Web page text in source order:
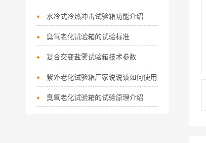
水冷式冷热冲击试验箱功能介绍
臭氧老化试验箱的试验标准
复合交变盐雾试验箱技术参数
紫外老化试验箱厂家说说该如何使用
臭氧老化试验箱的试验原理介绍